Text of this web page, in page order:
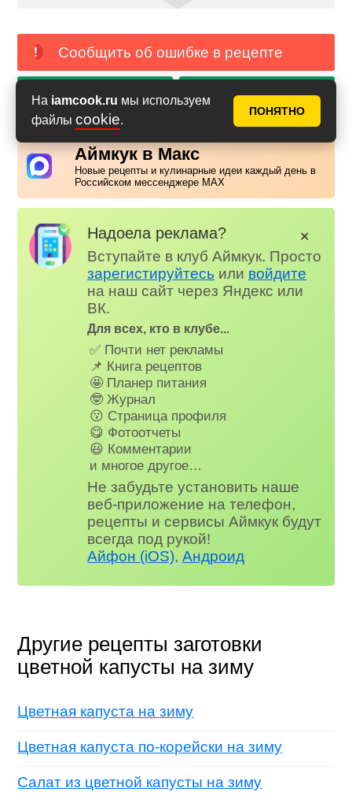
На iamcook.ru мы используем
файлы cookie.
ПОНЯТНО
Сообщить об ошибке в рецепте
PDF с фото PDF без фото
Аймкук в Макс
Новые рецепты и кулинарные идеи каждый день в
Российском мессенджере MAX
Надоела реклама?
Вступайте в клуб Аймкук. Просто
зарегистируйтесь или войдите
на наш сайт через Яндекс или
ВК.
Для всех, кто в клубе...
✅ Почти нет рекламы
📌 Книга рецептов
🤩 Планер питания
🤓 Журнал
😗 Страница профиля
😋 Фотоотчеты
😃 Комментарии
и многое другое…
Не забудьте установить наше
веб-приложение на телефон,
рецепты и сервисы Аймкук будут
всегда под рукой!
Айфон (iOS),Андроид
✕
Другие рецепты заготовки
цветной капусты на зиму
Цветная капуста на зиму
Цветная капуста по-корейски на зиму
Салат из цветной капусты на зиму